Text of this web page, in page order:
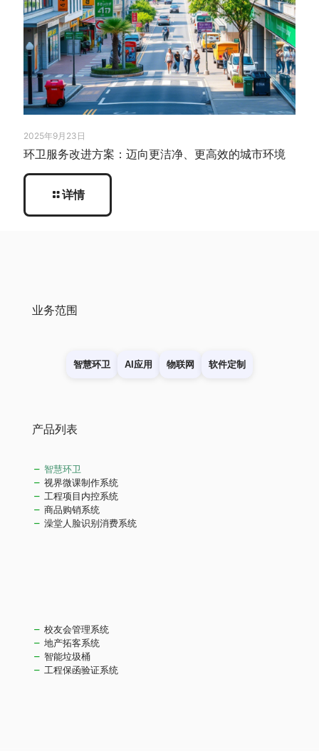
2025年9月23日
环卫服务改进方案：迈向更洁净、更高效的城市环境
详情
业务范围
智慧环卫 AI应用 物联网 软件定制
产品列表
智慧环卫
视界微课制作系统
工程项目内控系统
商品购销系统
澡堂人脸识别消费系统
校友会管理系统
地产拓客系统
智能垃圾桶
工程保函验证系统